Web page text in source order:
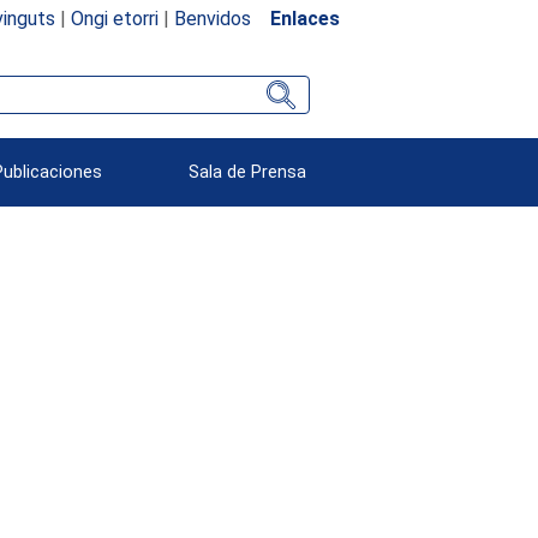
| Ongi etorri| Benvidos Enlaces
Sala de Prensa